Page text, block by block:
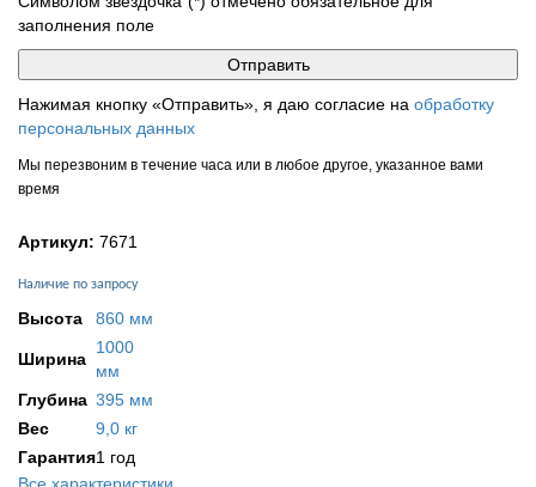
заполнения поле
Нажимая кнопку «Отправить», я даю согласие на обработку
персональных данных
Мы перезвоним в течение часа или в любое другое, указанное вами
время
Артикул: 7671
Наличие по запросу
Высота 860 мм
Ширина
1000
мм
Глубина 395 мм
Вес
9,0 кг
Гарантия1 год